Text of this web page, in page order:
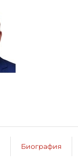
Биография